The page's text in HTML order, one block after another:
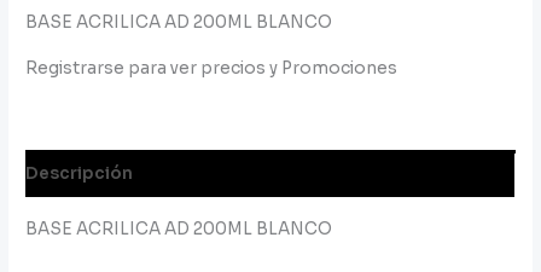
BASE ACRILICA AD 200ML BLANCO
Registrarse para ver precios y Promociones
Descripción
BASE ACRILICA AD 200ML BLANCO